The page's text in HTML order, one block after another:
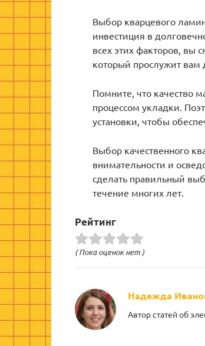
Выбор кварцевого
инвестиция в
всех этих факторов, вы
который прослужит вам
Помните, что качество
процессом укладки.
установки, чтобы
Выбор качественного
внимательности и
сделать правильный
течение многих лет.
Рейтинг
( Пока оценок нет )
Надежда
Автор статей об